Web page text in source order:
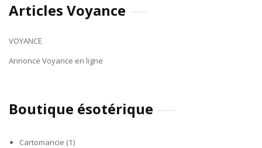
Articles Voyance
VOYANCE
Annonce Voyance en ligne
Boutique ésotérique
Cartomancie (1)